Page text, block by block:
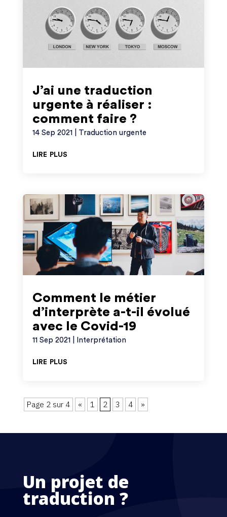
J’ai une traduction
urgente à réaliser :
comment faire ?
14 Sep 2021| Traduction urgente
lire plus
Comment le métier
d’interprète a-t-il évolué
avec le Covid-19
11 Sep 2021 Interprétation
lire plus
Page 2 sur 4 « 1 2 3 4 »
Un projet de
traduction ?